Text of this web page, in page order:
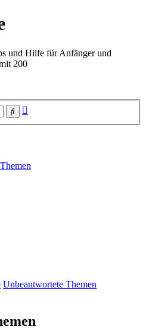
und Hilfe für Anfänger und
200
Suche
Unbeantwortete Themen